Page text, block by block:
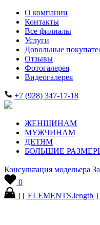
О компании
Контакты
Все филиалы
Услуги
Довольные
Отзывы
Фотогалерея
Видеогалерея
+7 (928) 347-17-18
ЖЕНЩИНАМ
МУЖЧИНАМ
ДЕТЯМ
БОЛЬШИЕ
Консультация модельера
0
{{ ELEMENTS.length